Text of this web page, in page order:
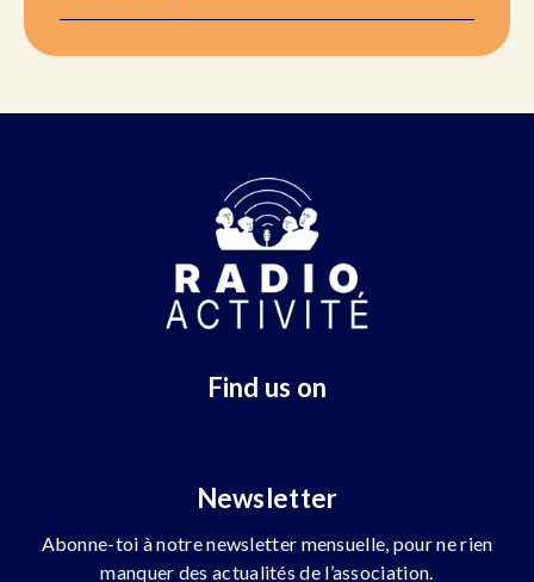
Find us on
Newsletter
Abonne-toi à notre newsletter mensuelle, pour ne rien
manquer des actualités de l’association.